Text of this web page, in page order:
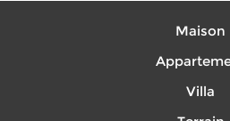
Maison
Villa